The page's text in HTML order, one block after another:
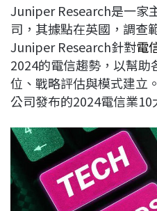
b
o
o
k
a
d
s
e
d
I
n
L
i
n
k
Juniper Research是一家
司，其據點在英國，調查
Juniper Research針對電
2024的電信趨勢，以幫
位、戰略評估與模式建立
公司發布的2024電信業10